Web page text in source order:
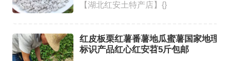
【湖北红安土特产店】{}
红皮板栗红薯番薯地瓜蜜薯国家地理
标识产品红心红安苕5斤包邮